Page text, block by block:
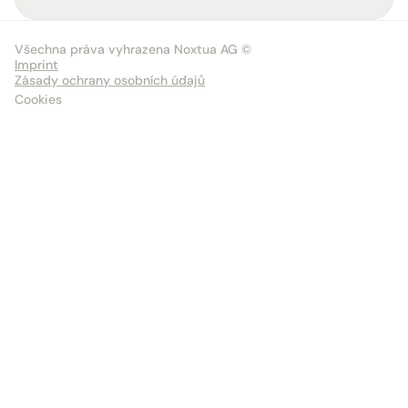
Všechna práva vyhrazena Noxtua AG ©
Imprint
Zásady ochrany osobních údajů
Cookies